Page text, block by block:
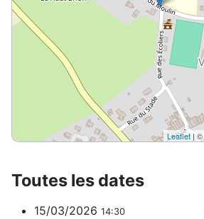
Leaflet| ©
Toutes les dates
15/03/2026 14:30